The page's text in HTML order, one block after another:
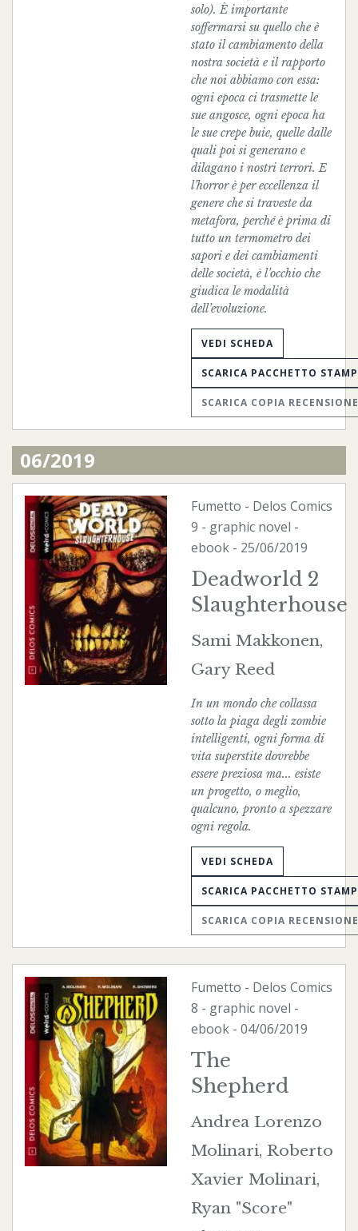
solo). È importante
soffermarsi su quello che è
stato il cambiamento della
nostra società e il rapporto
che noi abbiamo con essa:
ogni epoca ci trasmette le
sue angosce, ogni epoca ha
le sue crepe buie, quelle dalle
quali poi si generano e
dilagano i nostri terrori. E
l’horror è per eccellenza il
genere che si traveste da
metafora, perché è prima di
tutto un termometro dei
sapori e dei cambiamenti
delle società, è l’occhio che
giudica le modalità
dell’evoluzione.
VEDI SCHEDA
SCARICA PACCHETTO
SCARICA COPIA RECENSIONE
06/2019
Fumetto - Delos Comics
9 - graphic novel -
ebook - 25/06/2019
Deadworld 2
Slaughterhouse
Sami Makkonen,
Gary Reed
In un mondo che collassa
sotto la piaga degli zombie
intelligenti, ogni forma di
vita superstite dovrebbe
essere preziosa ma... esiste
un progetto, o meglio,
qualcuno, pronto a spezzare
ogni regola.
VEDI SCHEDA
SCARICA PACCHETTO
SCARICA COPIA RECENSIONE
Fumetto - Delos Comics
8 - graphic novel -
ebook - 04/06/2019
The
Shepherd
Andrea Lorenzo
Molinari, Roberto
Xavier Molinari,
Ryan "Score"